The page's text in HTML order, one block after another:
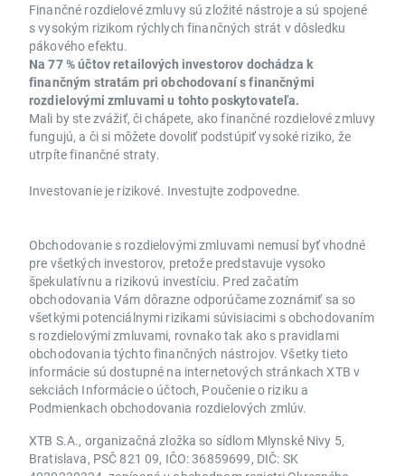
Finančné rozdielové zmluvy sú zložité nástroje a sú spojené
s vysokým rizikom rýchlych finančných strát v dôsledku
pákového efektu.
Na 77 % účtov retailových investorov dochádza k
finančným stratám pri obchodovaní s finančnými
rozdielovými zmluvami u tohto poskytovateľa.
Mali by ste zvážiť, či chápete, ako finančné rozdielové zmluvy
fungujú, a či si môžete dovoliť podstúpiť vysoké riziko, že
utrpíte finančné straty.
Investovanie je rizikové. Investujte zodpovedne.
Obchodovanie s rozdielovými zmluvami nemusí byť vhodné
pre všetkých investorov, pretože predstavuje vysoko
špekulatívnu a rizikovú investíciu. Pred začatím
obchodovania Vám dôrazne odporúčame zoznámiť sa so
všetkými potenciálnymi rizikami súvisiacimi s obchodovaním
s rozdielovými zmluvami, rovnako tak ako s pravidlami
obchodovania týchto finančných nástrojov. Všetky tieto
informácie sú dostupné na internetových stránkach XTB v
sekciách Informácie o účtoch, Poučenie o riziku a
Podmienkach obchodovania rozdielových zmlúv.
XTB S.A., organizačná zložka so sídlom Mlynské Nivy 5,
Bratislava, PSČ 821 09, IČO: 36859699, DIČ: SK